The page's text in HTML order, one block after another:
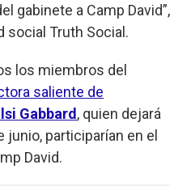
gabinete a Camp David”,
social Truth Social.
los miembros del
saliente de
Gabbard , quien dejará
participarían en el
David.